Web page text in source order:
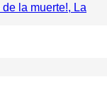
la muerte!, La